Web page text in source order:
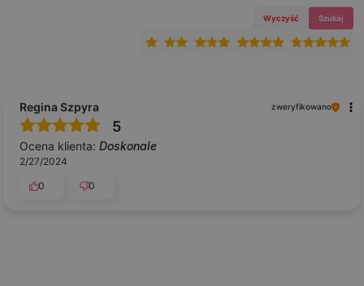
Wyczyść Szukaj
Regina Szpyra zweryfikowano
5
Ocena klienta: Doskonale
2/27/2024
0
0